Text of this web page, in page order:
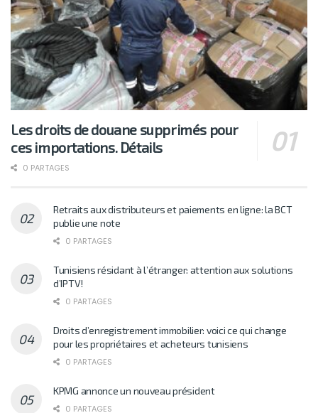
Les droits de douane supprimés pour
ces importations. Détails
0 PARTAGES
Retraits aux distributeurs et paiements en ligne: la BCT
publie une note
0 PARTAGES
Tunisiens résidant à l’étranger: attention aux solutions
d’IPTV!
0 PARTAGES
Droits d’enregistrement immobilier: voici ce qui change
pour les propriétaires et acheteurs tunisiens
0 PARTAGES
KPMG annonce un nouveau président
0 PARTAGES